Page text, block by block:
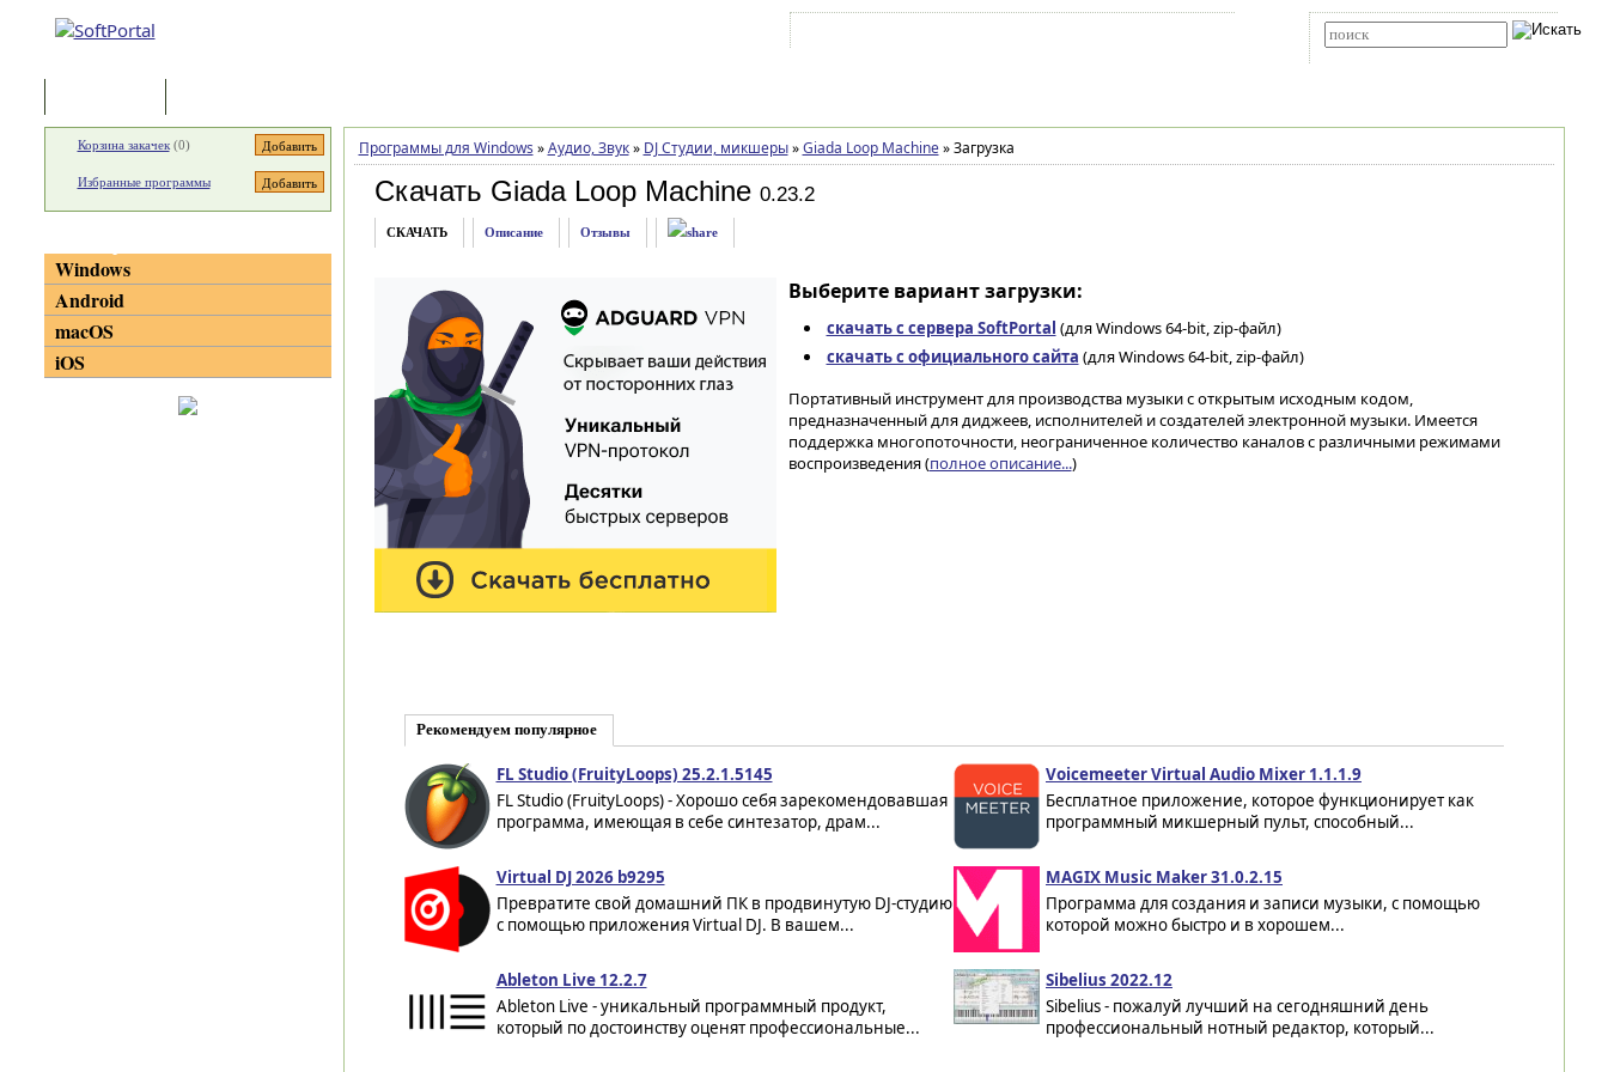
Программы для Windows » Аудио, Звук » DJ Студии, микшеры » Giada Loop Machine »Загрузка
Скачать Giada Loop Machine 0.23.2
СКАЧАТЬ Описание Отзывы
Выберите вариант загрузки:
скачать с сервера SoftPortal (для Windows 64-bit, zip-файл)
скачать с официального сайта (для Windows 64-bit, zip-файл)
Портативный инструмент для производства музыки с открытым исходным кодом,
предназначенный для диджеев, исполнителей и создателей электронной музыки. Имеется
поддержка многопоточности, неограниченное количество каналов с различными режимами
воспроизведения (полное описание...)
Рекомендуем популярное
FL Studio (FruityLoops) 25.2.1.5145
FL Studio (FruityLoops) - Хорошо себя зарекомендовавшая
программа, имеющая в себе синтезатор, драм...
Voicemeeter Virtual Audio Mixer 1.1.1.9
Бесплатное приложение, которое функционирует как
программный микшерный пульт, способный...
Virtual DJ 2026 b9295
Превратите свой домашний ПК в продвинутую DJ-студию
с помощью приложения Virtual DJ. В вашем...
MAGIX Music Maker 31.0.2.15
Программа для создания и записи музыки, с помощью
которой можно быстро и в хорошем...
Ableton Live 12.2.7
Ableton Live - уникальный программный продукт,
который по достоинству оценят профессиональные...
Sibelius 2022.12
Sibelius - пожалуй лучший на сегодняшний день
профессиональный нотный редактор, который...
Корзина закачек(0)
Избранные программы
Windows
Android
macOS
iOS